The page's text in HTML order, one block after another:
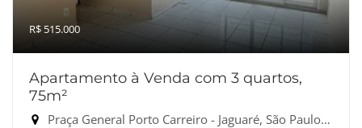
R$ 515.000
Apartamento à Venda com 3 quartos,
75m²
Praça General Porto Carreiro - Jaguaré, São Paulo-SP